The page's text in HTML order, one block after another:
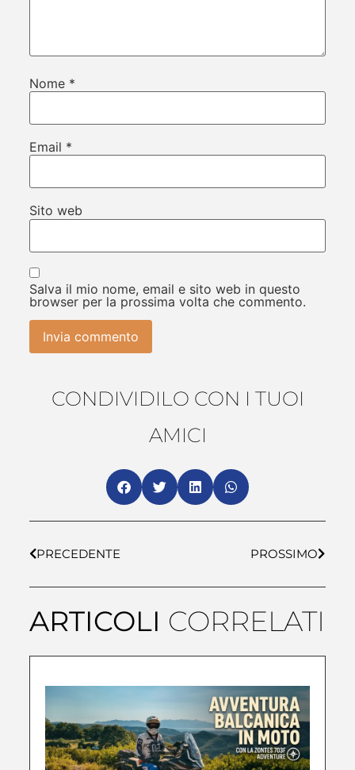
Nome *
Email *
Sito web
Salva il mio nome, email e sito web in questo
browser per la prossima volta che commento.
CONDIVIDILO CON I TUOI
AMICI
PRECEDENTE PROSSIMO
ARTICOLI CORRELATI